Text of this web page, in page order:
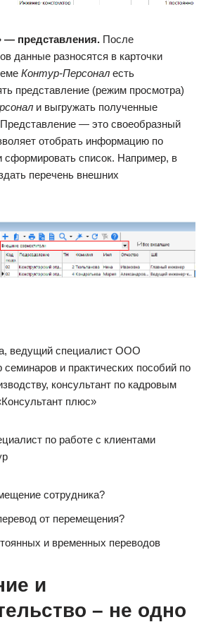
представления. После
данные разносятся в карточки
Контур-Персонал есть
представление (режим просмотра)
и выгружать полученные
— это своеобразный
отобрать информацию по
сформировать список. Например, в
перечень внешних
ведущий специалист ООО
семинаров и практических пособий по
консультант по кадровым
плюс»
по работе с клиентами
сотрудника?
от перемещения?
и временных переводов
и
– не одно